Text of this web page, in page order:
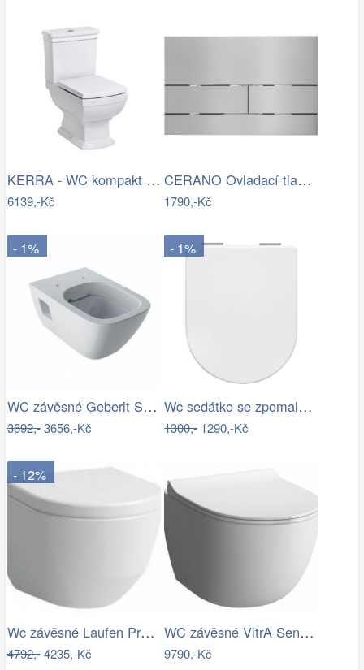
KERRA - WC kompakt Kleopatra 11 (s…
6139,-Kč
CERANO Ovladací tlačítko WC modulů Lite…
1790,-Kč
- 1%
WC závěsné Geberit Selnova zadní odpad…
3692,-3656,-Kč
- 1%
Wc sedátko se zpomalovacím mechanismem…
1300,-1290,-Kč
- 12%
Wc závěsné Laufen Pro zadní odpad…
4792,-4235,-Kč
WC závěsné VitrA Sento mat zadní odpad…
9790,-Kč